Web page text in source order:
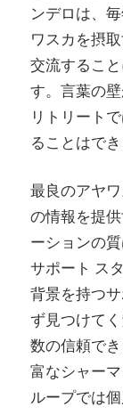
ンデロは、
ワスカを摂
交流するこ
す。言葉の
リトリート
ることはでき
最良のアヤ
の情報を提
ーションの
サポート ス
背景を持つ
ず見つけて
数の信頼で
富なシャー
ループでは